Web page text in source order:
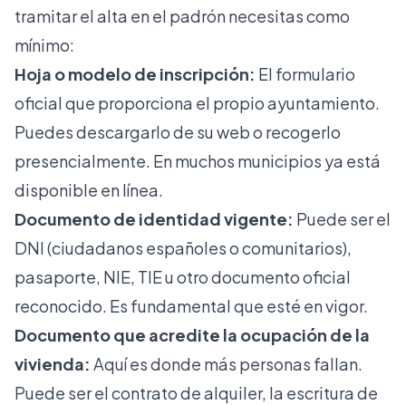
tramitar el alta en el padrón necesitas como
mínimo:
Hoja o modelo de inscripción: El formulario
oficial que proporciona el propio ayuntamiento.
Puedes descargarlo de su web o recogerlo
presencialmente. En muchos municipios ya está
disponible en línea.
Documento de identidad vigente: Puede ser el
DNI (ciudadanos españoles o comunitarios),
pasaporte, NIE, TIE u otro documento oficial
reconocido. Es fundamental que esté en vigor.
Documento que acredite la ocupación de la
vivienda: Aquí es donde más personas fallan.
Puede ser el contrato de alquiler, la escritura de